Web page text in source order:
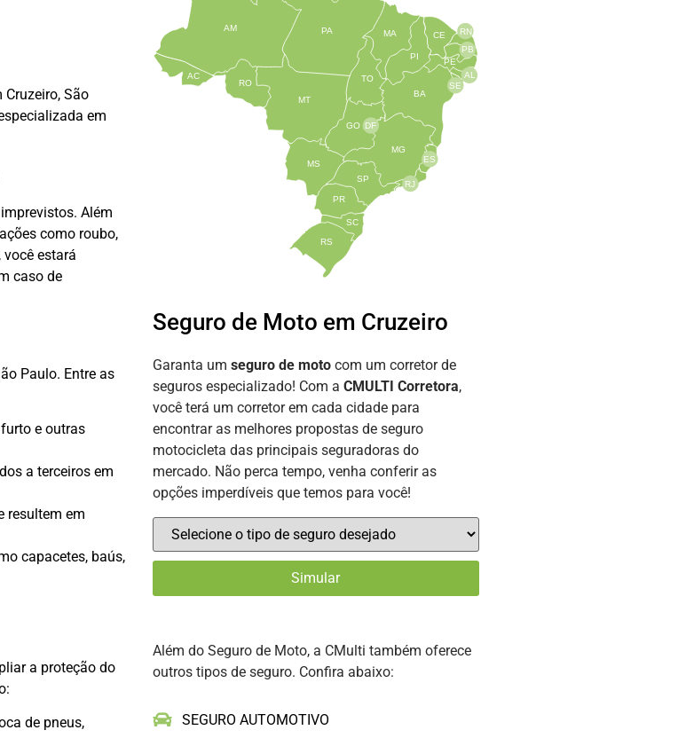
São
em
Além
como roubo,
estará
caso de
Paulo. Entre as
e outras
a terceiros em
resultem em
capacetes, baús,
a proteção do
de pneus,
TO
BA
SE
PE
AL
RN
CE
PI
MA
PA
AM
AC
RO
MT
MS
GO
PR
SC
RS
SP
MG
RJ
ES
DF
PB
Seguro de Moto em Cruzeiro
Garanta um seguro de moto com um corretor de
seguros especializado! Com a CMULTI Corretora,
você terá um corretor em cada cidade para
encontrar as melhores propostas de seguro
motocicleta das principais seguradoras do
mercado. Não perca tempo, venha conferir as
opções imperdíveis que temos para você!
Além do Seguro de Moto, a CMulti também oferece
outros tipos de seguro. Confira abaixo:
SEGURO AUTOMOTIVO